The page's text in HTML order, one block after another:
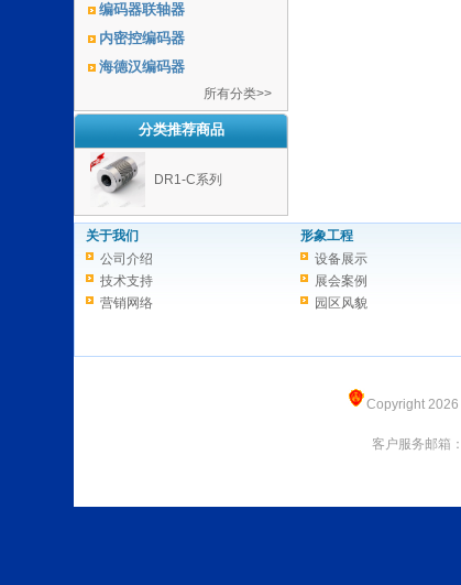
编码器联轴器
内密控编码器
海德汉编码器
所有分类>>
分类推荐商品
DR1-C系列
关于我们
公司介绍
技术支持
营销网络
形象工程
设备展示
展会案例
园区风貌
Copyright 2026
客户服务邮箱：